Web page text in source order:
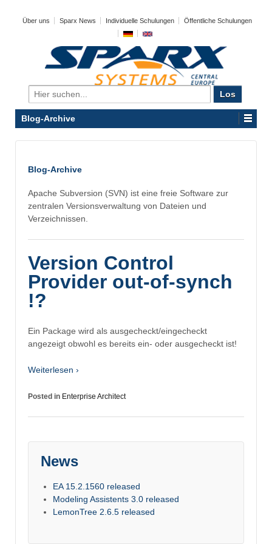
Über uns Sparx News Individuelle Schulungen Öffentliche Schulungen
Search
for:
Blog-Archive
Blog-Archive
Apache Subversion (SVN) ist eine freie Software zur
zentralen Versionsverwaltung von Dateien und
Verzeichnissen.
Version Control
Provider out-of-synch
!?
Ein Package wird als ausgecheckt/eingecheckt
angezeigt obwohl es bereits ein- oder ausgecheckt ist!
Weiterlesen ›
Posted in Enterprise Architect
News
EA 15.2.1560 released
Modeling Assistents 3.0 released
LemonTree 2.6.5 released